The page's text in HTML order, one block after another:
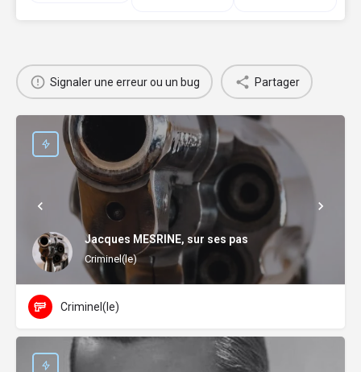
Signaler une erreur ou un bug Partager
Jacques MESRINE, sur ses pas
Criminel(le)
Criminel(le)